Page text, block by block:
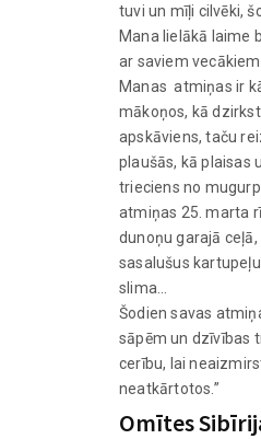
tuvi un mīļi cilvēki,
Mana lielākā laime
ar saviem vecākiem.
Manas atmiņas ir
mākoņos, kā
apskāviens, taču
plaušās, kā plaisas
trieciens no
atmiņas 25. marta
dunoņu garajā
sasalušus
slima…
Šodien savas
sāpēm un dzīvības
cerību, lai
neatkārtotos.”
Omītes